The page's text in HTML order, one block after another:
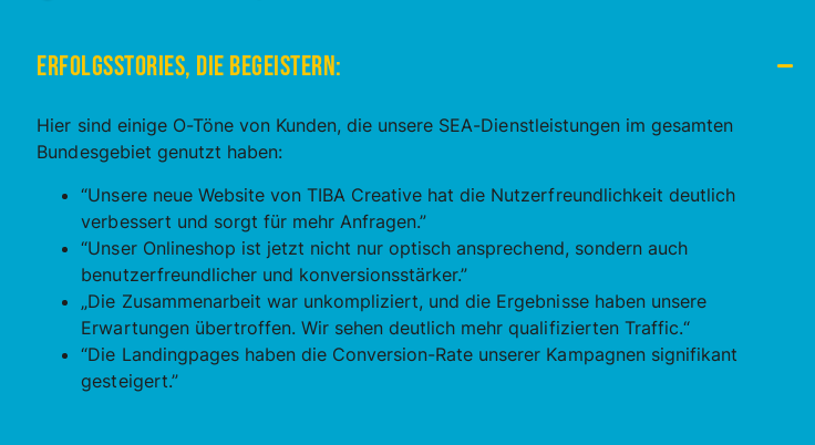
Erfolgsstories, die begeistern:
Hier sind einige O-Töne von Kunden, die unsere SEA-Dienstleistungen im gesamten
Bundesgebiet genutzt haben:
“Unsere neue Website von TIBA Creative hat die Nutzerfreundlichkeit deutlich
verbessert und sorgt für mehr Anfragen.”
“Unser Onlineshop ist jetzt nicht nur optisch ansprechend, sondern auch
benutzerfreundlicher und konversionsstärker.”
„Die Zusammenarbeit war unkompliziert, und die Ergebnisse haben unsere
Erwartungen übertroffen. Wir sehen deutlich mehr qualifizierten Traffic.“
“Die Landingpages haben die Conversion-Rate unserer Kampagnen signifikant
gesteigert.”